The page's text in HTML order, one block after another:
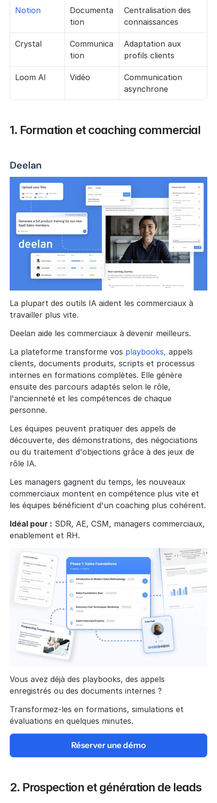
Notion
Documenta
tion
Centralisation des
connaissances
Crystal
Communica
tion
Adaptation aux
profils clients
Loom AI Vidéo
Communication
asynchrone
1. Formation et coaching commercial
Deelan
La plupart des outils IA aident les commerciaux à
travailler plus vite.
Deelan aide les commerciaux à devenir meilleurs.
La plateforme transforme vos playbooks, appels
clients, documents produits, scripts et processus
internes en formations complètes. Elle génère
ensuite des parcours adaptés selon le rôle,
l'ancienneté et les compétences de chaque
personne.
Les équipes peuvent pratiquer des appels de
découverte, des démonstrations, des négociations
ou du traitement d'objections grâce à des jeux de
rôle IA.
Les managers gagnent du temps, les nouveaux
commerciaux montent en compétence plus vite et
les équipes bénéficient d'un coaching plus cohérent.
Idéal pour : SDR, AE, CSM, managers commerciaux,
enablement et RH.
Vous avez déjà des playbooks, des appels
enregistrés ou des documents internes ?
Transformez-les en formations, simulations et
évaluations en quelques minutes.
Réserver une démo
2. Prospection et génération de leads